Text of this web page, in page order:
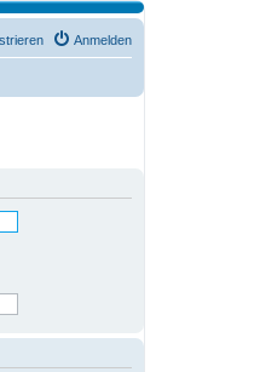
Anmelden